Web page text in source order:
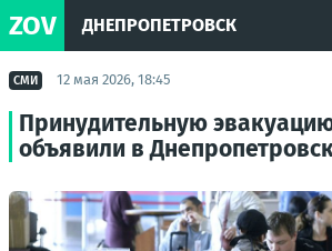
ZOV ДНЕПРОПЕТРОВСК
СМИ 12 мая 2026, 18:45
Принудительную
объявили в